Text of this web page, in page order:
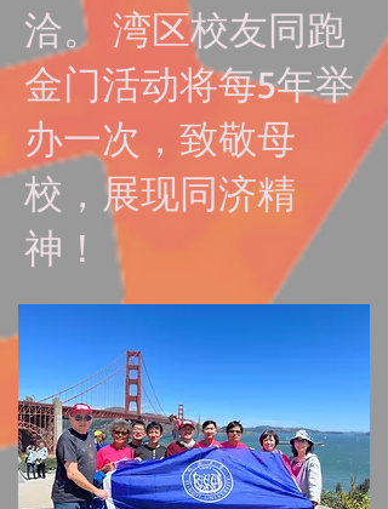
洽。 湾区校友同跑
金门活动将每5年举
办一次，致敬母
校，展现同济精
神！